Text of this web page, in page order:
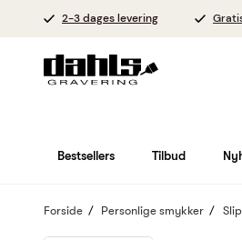
2-3 dages levering
Bestsellers Tilbud
Forside Personlige smykker